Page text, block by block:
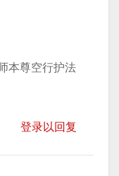
本尊空行护法
登录以回复